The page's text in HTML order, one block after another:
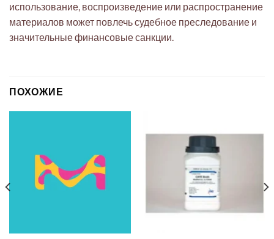
использование, воспроизведение или распространение
материалов может повлечь судебное преследование и
значительные финансовые санкции.
ПОХОЖИЕ